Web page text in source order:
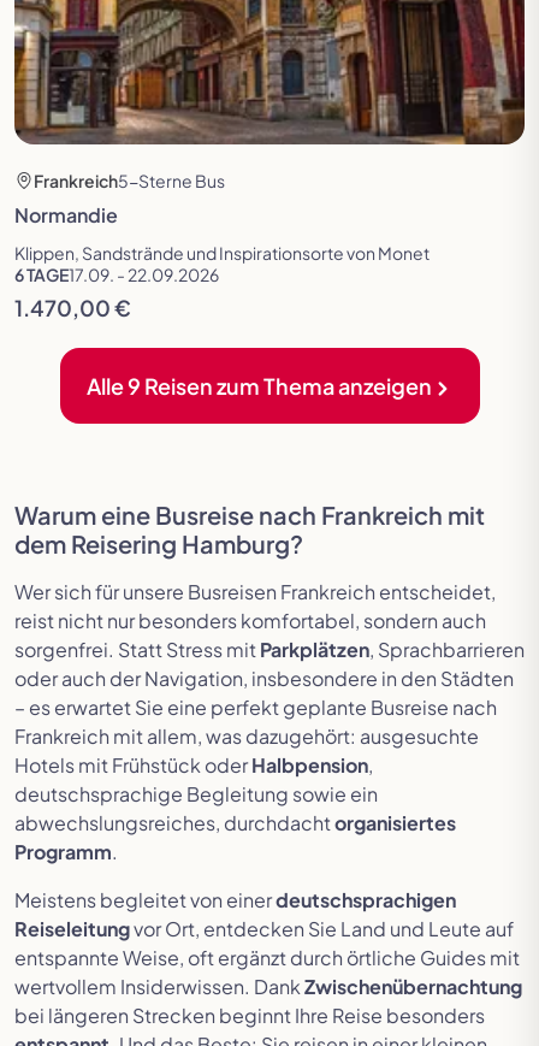
Frankreich5-Sterne Bus
Normandie
Klippen, Sandstrände und Inspirationsorte von Monet
6 TAGE17.09. - 22.09.2026
1.470,00 €
Alle 9 Reisen zum Thema anzeigen
Warum eine Busreise nach Frankreich mit
dem Reisering Hamburg?
Wer sich für unsere Busreisen Frankreich entscheidet,
reist nicht nur besonders komfortabel, sondern auch
sorgenfrei. Statt Stress mitParkplätzen, Sprachbarrieren
oder auch der Navigation, insbesondere in den Städten
– es erwartet Sie eine perfekt geplante Busreise nach
Frankreich mit allem, was dazugehört: ausgesuchte
Hotels mit Frühstück oderHalbpension,
deutschsprachige Begleitung sowie ein
abwechslungsreiches, durchdachtorganisiertes
Programm.
Meistens begleitet von einerdeutschsprachigen
Reiseleitungvor Ort, entdecken Sie Land und Leute auf
entspannte Weise, oft ergänzt durch örtliche Guides mit
wertvollem Insiderwissen. DankZwischenübernachtung
bei längeren Strecken beginnt Ihre Reise besonders